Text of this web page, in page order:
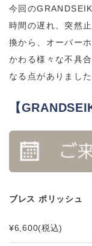
今回の
時間の遅れ、突然
換から、オーバー
かわる様々な不具
なる点がありまし
【
ブレス ポリッシュ
¥6,600(税込)